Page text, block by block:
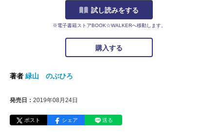
試し読みをする
※電子書籍ストアBOOK☆WALKERへ移動します。
購入する
著者 緑山 のぶひろ
発売日： 2019年08月24日
ポスト シェア 送る